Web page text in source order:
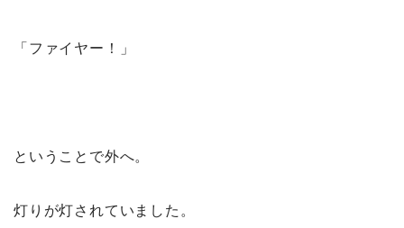
「ファイヤー！」
ということで外へ。
灯りが灯されていました。